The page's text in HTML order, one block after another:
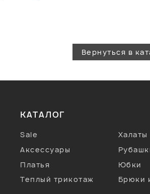
Вернуться в
КАТАЛОГ
Sale Халаты
Аксессуары
Платья
Юбки
Теплый трикотаж
Брюки